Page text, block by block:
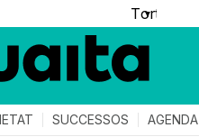
▼
SUCCESSOS AGENDA